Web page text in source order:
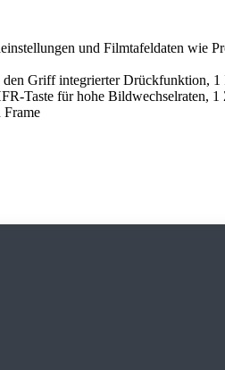
und Filmtafeldaten wie
Griff integrierter Drückfunktion, 1
Taste für hohe Bildwechselraten, 1
Frame